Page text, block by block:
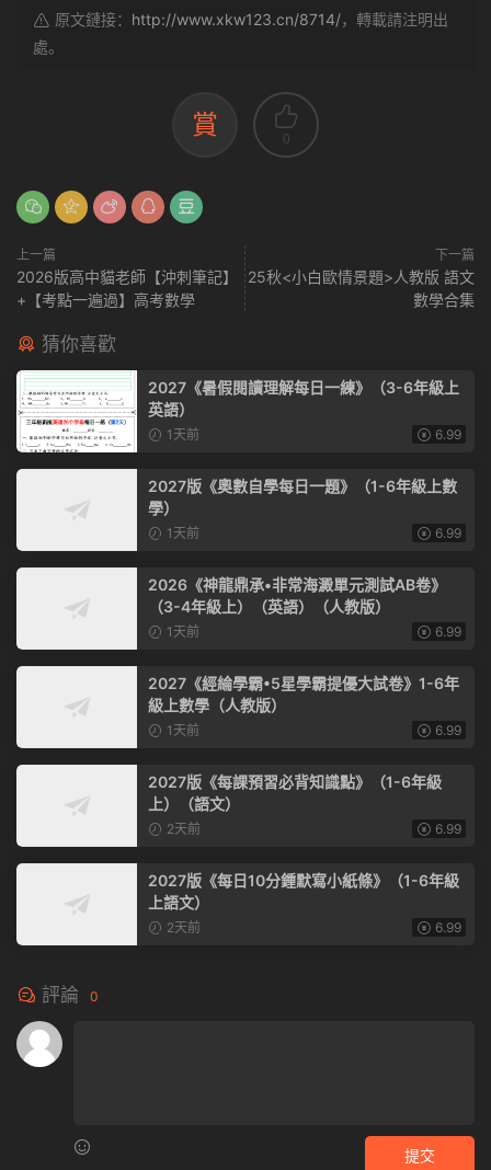
原文鏈接： http://www.xkw123.cn/8714/，轉載請注明出
處。
賞 0
上一篇
2026版高中貓老師【沖刺筆記】
+【考點一遍過】高考數學
下一篇
25秋<小白歐情景題>人教版 語文
數學合集
猜你喜歡
2027《暑假閱讀理解每日一練》（3-6年級上
英語）
1天前 6.99
2027版《奧數自學每日一題》（1-6年級上數
學）
1天前 6.99
2026《神龍鼎承•非常海澱單元測試AB卷》
（3-4年級上）（英語）（人教版）
1天前 6.99
2027《經綸學霸•5星學霸提優大試卷》1-6年
級上數學（人教版）
1天前 6.99
2027版《每課預習必背知識點》（1-6年級
上）（語文）
2天前 6.99
2027版《每日10分鍾默寫小紙條》（1-6年級
上語文）
2天前 6.99
評論 0
提交